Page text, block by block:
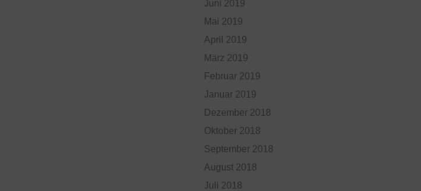
Juni 2019
Mai 2019
April 2019
März 2019
Februar 2019
Januar 2019
Dezember 2018
Oktober 2018
September 2018
August 2018
Juli 2018